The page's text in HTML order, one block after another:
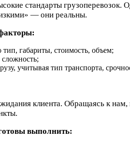
стандарты
— они реальны.
габариты, стоимость, объем;
учитывая тип транспорта,
клиента. Обращаясь к
выполнить: